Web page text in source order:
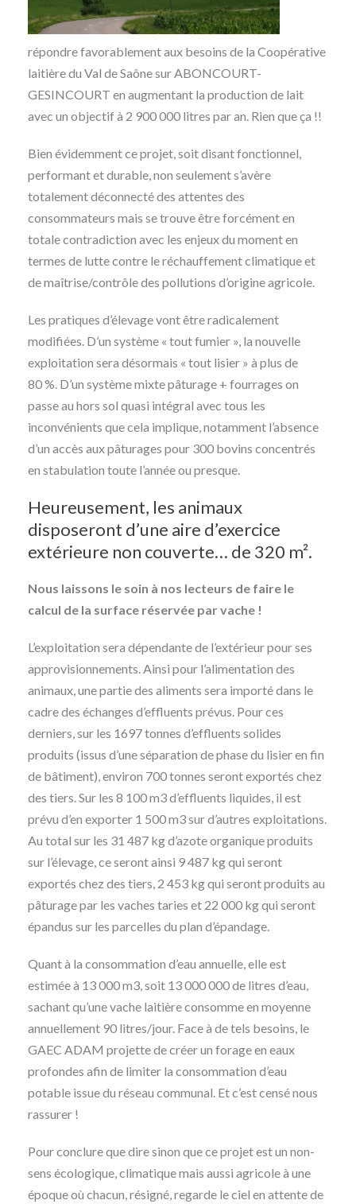
répondre favorablement aux besoins de la Coopérative
laitière du Val de Saône sur ABONCOURT-
GESINCOURT en augmentant la production de lait
avec un objectif à 2 900 000 litres par an. Rien que ça !!
Bien évidemment ce projet, soit disant fonctionnel,
performant et durable, non seulement s’avère
totalement déconnecté des attentes des
consommateurs mais se trouve être forcément en
totale contradiction avec les enjeux du moment en
termes de lutte contre le réchauffement climatique et
de maîtrise/contrôle des pollutions d’origine agricole.
Les pratiques d’élevage vont être radicalement
modifiées. D’un système « tout fumier », la nouvelle
exploitation sera désormais « tout lisier » à plus de
80 %. D’un système mixte pâturage + fourrages on
passe au hors sol quasi intégral avec tous les
inconvénients que cela implique, notamment l’absence
d’un accès aux pâturages pour 300 bovins concentrés
en stabulation toute l’année ou presque.
Heureusement, les animaux
disposeront d’une aire d’exercice
extérieure non couverte… de 320 m².
Nous laissons le soin à nos lecteurs de faire le
calcul de la surface réservée par vache !
L’exploitation sera dépendante de l’extérieur pour ses
approvisionnements. Ainsi pour l’alimentation des
animaux, une partie des aliments sera importé dans le
cadre des échanges d’effluents prévus. Pour ces
derniers, sur les 1697 tonnes d’effluents solides
produits (issus d’une séparation de phase du lisier en fin
de bâtiment), environ 700 tonnes seront exportés chez
des tiers. Sur les 8 100 m3 d’effluents liquides, il est
prévu d’en exporter 1 500 m3 sur d’autres exploitations.
Au total sur les 31 487 kg d’azote organique produits
sur l’élevage, ce seront ainsi 9 487 kg qui seront
exportés chez des tiers, 2 453 kg qui seront produits au
pâturage par les vaches taries et 22 000 kg qui seront
épandus sur les parcelles du plan d’épandage.
Quant à la consommation d’eau annuelle, elle est
estimée à 13 000 m3, soit 13 000 000 de litres d’eau,
sachant qu’une vache laitière consomme en moyenne
annuellement 90 litres/jour. Face à de tels besoins, le
GAEC ADAM projette de créer un forage en eaux
profondes afin de limiter la consommation d’eau
potable issue du réseau communal. Et c’est censé nous
rassurer !
Pour conclure que dire sinon que ce projet est un non-
sens écologique, climatique mais aussi agricole à une
époque où chacun, résigné, regarde le ciel en attente de